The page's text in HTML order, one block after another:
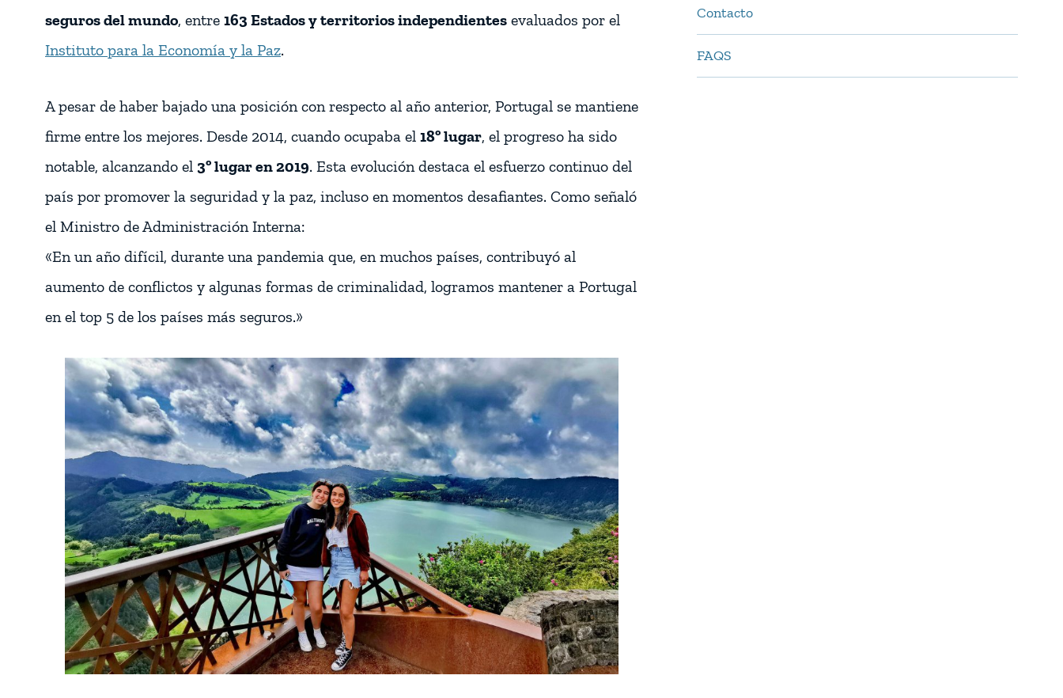
seguros del mundo, entre 163 Estados y territorios independientes evaluados por el
Instituto para la Economía y la Paz.
A pesar de haber bajado una posición con respecto al año anterior, Portugal se mantiene
firme entre los mejores. Desde 2014, cuando ocupaba el 18º lugar, el progreso ha sido
notable, alcanzando el 3º lugar en 2019. Esta evolución destaca el esfuerzo continuo del
país por promover la seguridad y la paz, incluso en momentos desafiantes. Como señaló
el Ministro de Administración Interna:
«En un año difícil, durante una pandemia que, en muchos países, contribuyó al
aumento de conflictos y algunas formas de criminalidad, logramos mantener a Portugal
en el top 5 de los países más seguros.»
Contacto
FAQS